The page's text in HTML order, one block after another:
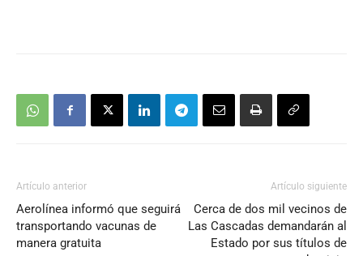
Artículo anterior
Aerolínea informó que seguirá
transportando vacunas de
manera gratuita
Artículo siguiente
Cerca de dos mil vecinos de
Las Cascadas demandarán al
Estado por sus títulos de